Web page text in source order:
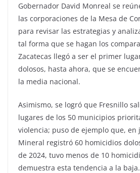
Gobernador David Monreal se
las corporaciones de la Mesa de
para revisar las estrategias y
tal forma que se hagan los
Zacatecas llegó a ser el primer
dolosos, hasta ahora, que se
la media nacional.
Asimismo, se logró que Fresnillo
lugares de los 50 municipios
violencia; puso de ejemplo que, en
Mineral registró 60 homicidios
de 2024, tuvo menos de 10
demuestra esta tendencia a la baja.